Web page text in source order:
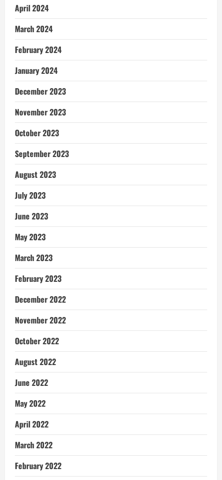
April 2024
March 2024
February 2024
January 2024
December 2023
November 2023
October 2023
September 2023
August 2023
July 2023
June 2023
May 2023
March 2023
February 2023
December 2022
November 2022
October 2022
August 2022
June 2022
May 2022
April 2022
March 2022
February 2022